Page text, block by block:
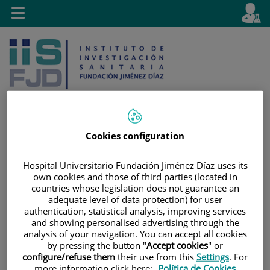
Jump to content
selector
Active
en
Toggle
navigation
Cookies configuration
Hospital Universitario Fundación Jiménez Díaz uses its
own cookies and those of third parties (located in
countries whose legislation does not guarantee an
adequate level of data protection) for user
authentication, statistical analysis, improving services
and showing personalised advertising through the
analysis of your navigation. You can accept all cookies
by pressing the button "Accept cookies" or
configure/refuse them their use from this Settings. For